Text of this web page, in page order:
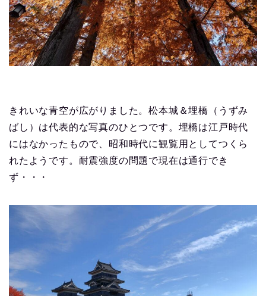
きれいな青空が広がりました。松本城＆埋橋（うずみ
ばし）は代表的な写真のひとつです。埋橋は江戸時代
にはなかったもので、昭和時代に観覧用としてつくら
れたようです。耐震強度の問題で現在は通行でき
ず・・・